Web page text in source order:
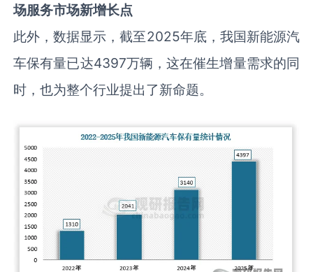
场服务市场新增长点
此外，数据显示，截至2025年底，我国新能源汽
车保有量已达4397万辆，这在催生增量需求的同
时，也为整个行业提出了新命题。